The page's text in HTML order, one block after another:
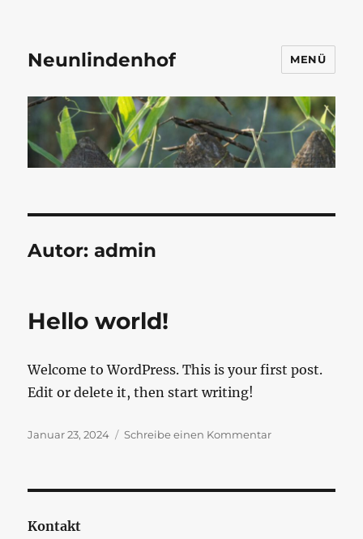
Neunlindenhof MENÜ
Autor:admin
Hello world!
Welcome to WordPress. This is your first post.
Edit or delete it, then start writing!
Veröffentlicht
Januar 23, 2024 Schreibe einen Kommentarzu
Kontakt